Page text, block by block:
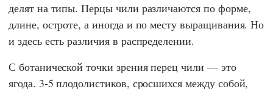
делят на типы. Перцы чили различаются по форме,
длине, остроте, а иногда и по месту выращивания. Но
и здесь есть различия в распределении.
С ботанической точки зрения перец чили — это
ягода. 3-5 плодолистиков, сросшихся между собой,